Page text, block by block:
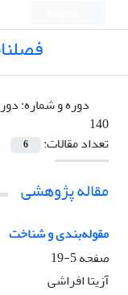
دوره و شماره:
140
تعداد مقالات:
6
مقاله پژوهشی
مقوله‌بندی و شناخت
صفحه5-19
آزیتا افراشی